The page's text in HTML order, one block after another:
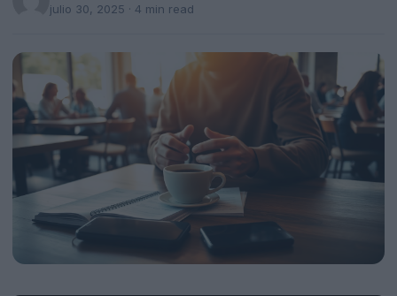
julio 30, 2025 · 4 min read